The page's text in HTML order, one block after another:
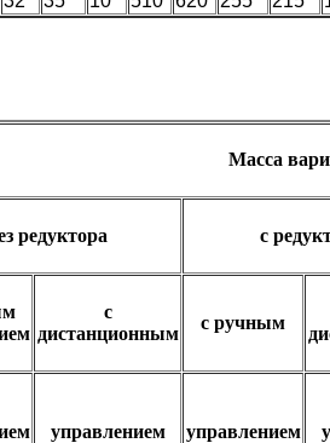
Масса
редуктора с
с
дистанционным
с ручным
управлением управлением